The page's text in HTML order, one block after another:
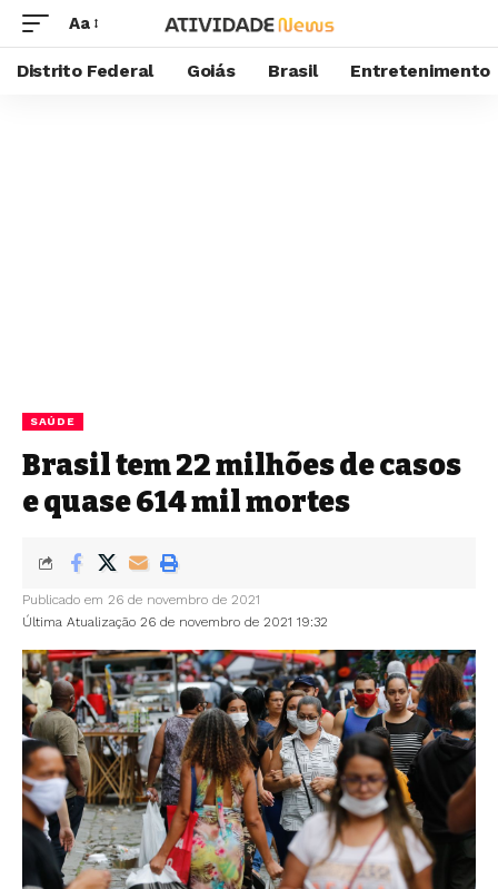
Aa
Distrito Federal Goiás Brasil Entretenimento
SAÚDE
Brasil tem 22 milhões de casos
e quase 614 mil mortes
Última Atualização 26 de novembro de 2021 19:32
Publicado em 26 de novembro de 2021